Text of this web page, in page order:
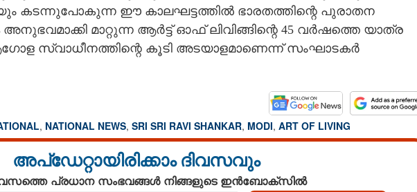
കടന്നുപോകുന്ന ഈ കാലഘട്ടത്തിൽ ഭാരതത്തിന്റെ പുരാതന
മാറ്റുന്ന ആർട്ട് ഓഫ് ലിവിങ്ങിന്റെ 45 വർഷത്തെ യാത്ര
സ്വാധീനത്തിന്റെ കൂടി അടയാളമാണെന്ന് സംഘാടകർ
, NATIONAL NEWS, SRI SRI RAVI SHANKAR, MODI, ART OF LIVING
അപ്ഡേറ്റായിരിക്കാം ദിവസവും
പ്രധാന സംഭവങ്ങൾ നിങ്ങളുടെ ഇൻബോക്സിൽ